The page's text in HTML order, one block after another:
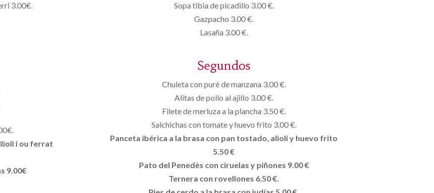
3.00€.
i ou ferrat
9.00€
Sopa tibia de picadillo 3.00 €.
Gazpacho 3.00 €.
Lasaña 3.00 €.
Segundos
Chuleta con puré de manzana 3.00 €.
Alitas de pollo al ajillo 3.00 €.
Filete de merluza a la plancha 3.50 €.
Salchichas con tomate y huevo frito 3.00 €.
Panceta ibérica a la brasa con pan tostado, alioli y huevo frito
5.50 €
Pato del Penedès con ciruelas y piñones 9.00 €
Ternera con rovellones 6.50 €.